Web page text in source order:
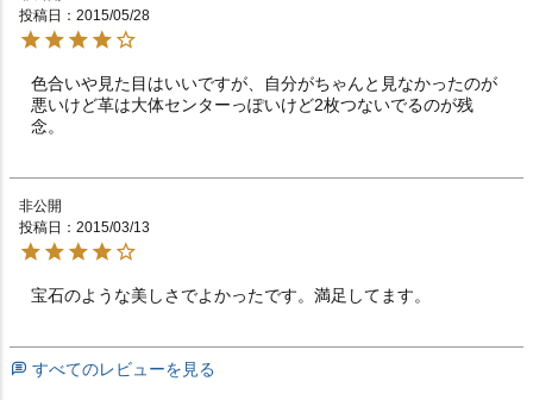
投稿日
2015/05/28
色合いや見た目はいいですが、自分がちゃんと見なかったのが
悪いけど革は大体センターっぽいけど2枚つないでるのが残
念。
非公開
投稿日
2015/03/13
宝石のような美しさでよかったです。満足してます。
すべてのレビューを見る